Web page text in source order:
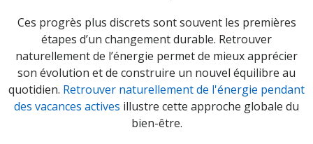
Ces progrès plus discrets sont souvent les premières
étapes d’un changement durable. Retrouver
naturellement de l’énergie permet de mieux apprécier
son évolution et de construire un nouvel équilibre au
quotidien. Retrouver naturellement de l'énergie pendant
des vacances actives illustre cette approche globale du
bien-être.